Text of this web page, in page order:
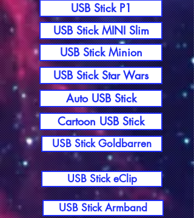
USB Stick P1
USB Stick MINI Slim
USB Stick Minion
USB Stick Star Wars
Auto USB Stick
Cartoon USB Stick
USB Stick Goldbarren
USB Stick eClip
USB Stick Armband